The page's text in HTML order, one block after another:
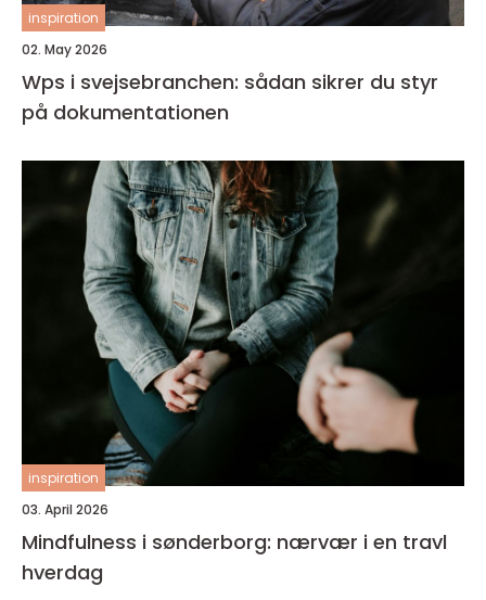
inspiration
02. May 2026
Wps i svejsebranchen: sådan sikrer du styr
på dokumentationen
inspiration
03. April 2026
Mindfulness i sønderborg: nærvær i en travl
hverdag